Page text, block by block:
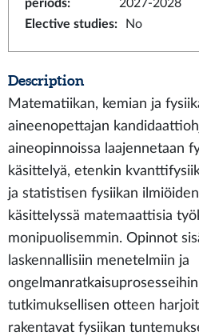
periods:
2027-2028
Elective studies: No
Description
Matematiikan, kemian ja
aineenopettajan
aineopinnoissa laajennetaan
käsittelyä, etenkin
ja statistisen fysiikan
käsittelyssä matemaattisia
monipuolisemmin. Opinnot
laskennallisiin menetelmiin ja
tutkimuksellisen otteen
rakentavat fysiikan